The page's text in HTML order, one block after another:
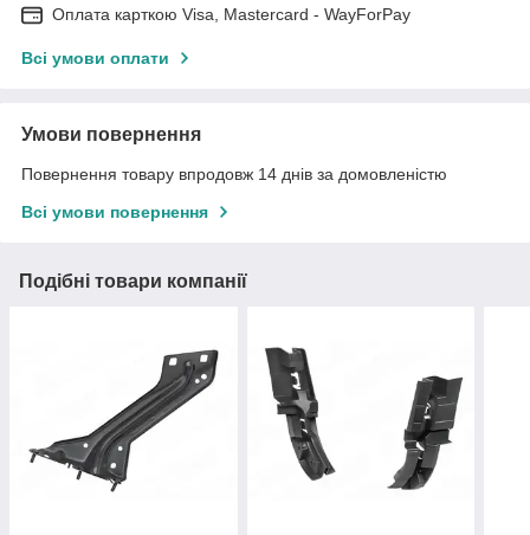
Оплата карткою Visa, Mastercard - WayForPay
Всі умови оплати
Умови повернення
Повернення товару впродовж 14 днів за домовленістю
Всі умови повернення
Подібні товари компанії